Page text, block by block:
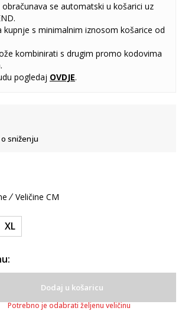
se automatski u košarici uz
kupnje s minimalnim iznosom košarice od
kombinirati s drugim promo kodovima
pogledaj OVDJE.
sniženju
Veličine CM
XL
Dodaj u košaricu
Potrebno je odabrati željenu veličinu